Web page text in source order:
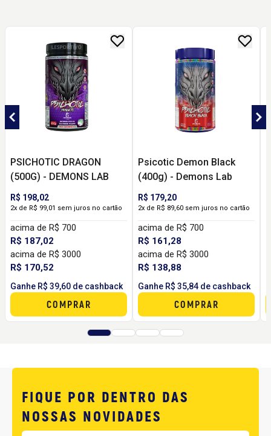
PSICHOTIC DRAGON
(500G) - DEMONS LAB
R$ 198,02
2x de R$ 99,01 sem juros no cartão
acima de R$ 700
R$ 187,02
acima de R$ 3000
R$ 170,52
Ganhe R$ 39,60 de cashback
COMPRAR
Psicotic Demon Black
(400g) - Demons Lab
R$ 179,20
2x de R$ 89,60 sem juros no cartão
acima de R$ 700
R$ 161,28
acima de R$ 3000
R$ 138,88
Ganhe R$ 35,84 de cashback
COMPRAR
FIQUE POR DENTRO DAS
NOSSAS NOVIDADES